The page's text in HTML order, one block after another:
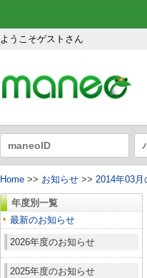
ようこそゲストさん
Home >> お知らせ >> 2014年03
年度別一覧
最新のお知らせ
2026年度のお知らせ
2025年度のお知らせ